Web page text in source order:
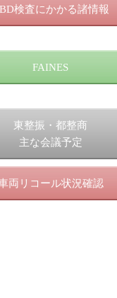
検査にかかる諸情報
FAINES
東整振・都整商
主な会議予定
両リコール状況確認